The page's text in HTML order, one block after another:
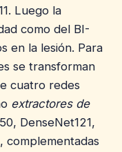
Luego la
como del BI-
en la lesión. Para
se transforman
cuatro redes
extractores de
DenseNet121,
complementadas